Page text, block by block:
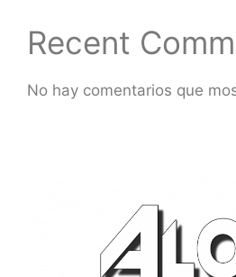
Recent
No hay comentarios que